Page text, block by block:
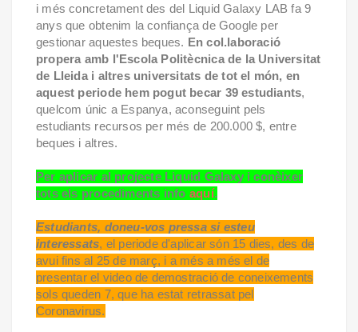
i més concretament des del Liquid Galaxy LAB fa 9
anys que obtenim la confiança de Google per
gestionar aquestes beques. En col.laboració
propera amb l'Escola Politècnica de la Universitat
de Lleida i altres universitats de tot el món, en
aquest periode hem pogut becar 39 estudiants,
quelcom únic a Espanya, aconseguint pels
estudiants recursos per més de 200.000 $, entre
beques i altres.
Per aplicar al projecte Liquid Galaxy i conèixer
tots els procediments info aquí.
Estudiants, doneu-vos pressa si esteu
interessats, el periode d'aplicar són 15 dies, des de
avui fins al 25 de març, i a més a més el de
presentar el video de demostració de coneixements
sols queden 7, que ha estat retrassat pel
Coronavirus.